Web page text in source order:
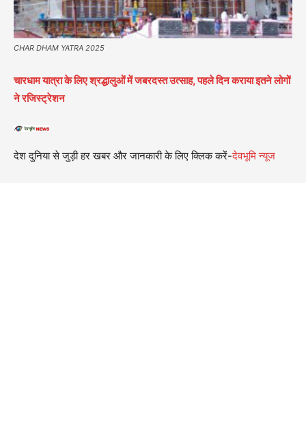
CHAR DHAM YATRA 2025
चारधाम यात्रा के लिए श्रद्धालुओं में जबरदस्त उत्साह, पहले दिन कराया इतने लोगों
ने रजिस्ट्रेशन
देश दुनिया से जुड़ी हर खबर और जानकारी के लिए क्लिक करें-देवभूमि न्यूज